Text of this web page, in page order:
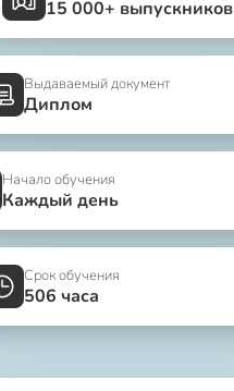
15 000+ выпускников
Выдаваемый документ
Диплом
Начало обучения
Каждый день
Срок обучения
506 часа